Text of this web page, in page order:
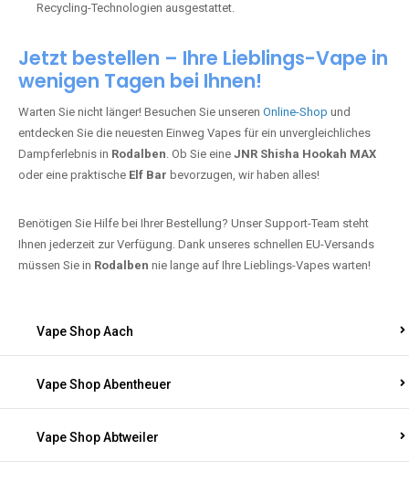
Recycling-Technologien ausgestattet.
Jetzt bestellen – Ihre Lieblings-Vape in
wenigen Tagen bei Ihnen!
Warten Sie nicht länger! Besuchen Sie unseren Online-Shop und
entdecken Sie die neuesten Einweg Vapes für ein unvergleichliches
Dampferlebnis in Rodalben. Ob Sie eine JNR Shisha Hookah MAX
oder eine praktische Elf Bar bevorzugen, wir haben alles!
Benötigen Sie Hilfe bei Ihrer Bestellung? Unser Support-Team steht
Ihnen jederzeit zur Verfügung. Dank unseres schnellen EU-Versands
müssen Sie in Rodalben nie lange auf Ihre Lieblings-Vapes warten!
Vape Shop Aach
Vape Shop Abentheuer
Vape Shop Abtweiler